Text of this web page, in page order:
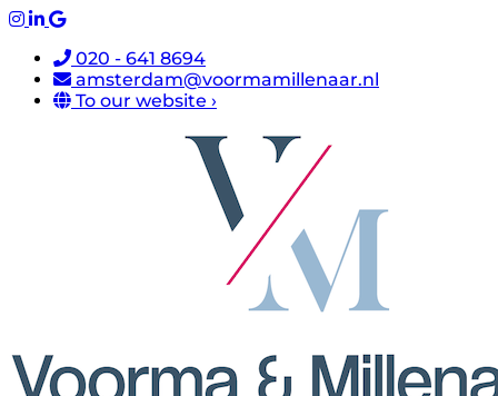
020 - 641 8694
amsterdam@voormamillenaar.nl
To our website ›